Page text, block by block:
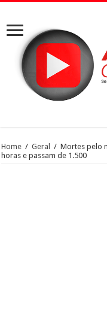
Home / Geral / Mortes pelo
horas e passam de 1.500